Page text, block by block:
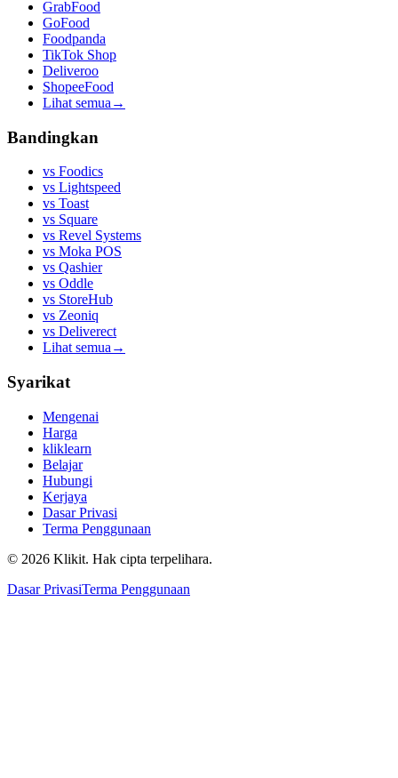
GrabFood
GoFood
Foodpanda
TikTok Shop
Deliveroo
ShopeeFood
Lihat semua →
Bandingkan
vs Foodics
vs Lightspeed
vs Toast
vs Square
vs Revel Systems
vs Moka POS
vs Qashier
vs Oddle
vs StoreHub
vs Zeoniq
vs Deliverect
Lihat semua →
Syarikat
Mengenai
Harga
kliklearn
Belajar
Hubungi
Kerjaya
Dasar Privasi
Terma Penggunaan
© 2026 Klikit. Hak cipta terpelihara.
Dasar PrivasiTerma Penggunaan